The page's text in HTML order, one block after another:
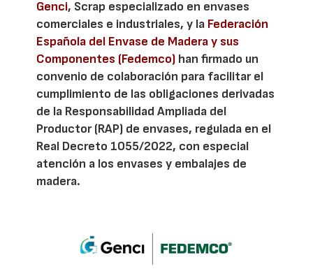
Genci, Scrap especializado en envases
comerciales e industriales, y la Federación
Española del Envase de Madera y sus
Componentes (Fedemco) han firmado un
convenio de colaboración para facilitar el
cumplimiento de las obligaciones derivadas
de la Responsabilidad Ampliada del
Productor (RAP) de envases, regulada en el
Real Decreto 1055/2022, con especial
atención a los envases y embalajes de
madera.